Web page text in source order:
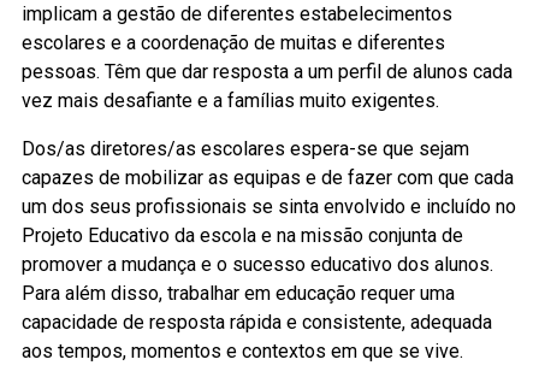
implicam a gestão de diferentes estabelecimentos
escolares e a coordenação de muitas e diferentes
pessoas. Têm que dar resposta a um perfil de alunos cada
vez mais desafiante e a famílias muito exigentes.
Dos/as diretores/as escolares espera-se que sejam
capazes de mobilizar as equipas e de fazer com que cada
um dos seus profissionais se sinta envolvido e incluído no
Projeto Educativo da escola e na missão conjunta de
promover a mudança e o sucesso educativo dos alunos.
Para além disso, trabalhar em educação requer uma
capacidade de resposta rápida e consistente, adequada
aos tempos, momentos e contextos em que se vive.